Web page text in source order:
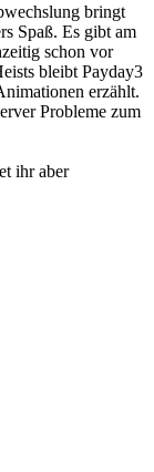
bringt
Spaß. Es gibt am
schon vor
bleibt Payday3
erzählt.
Probleme zum
ihr aber